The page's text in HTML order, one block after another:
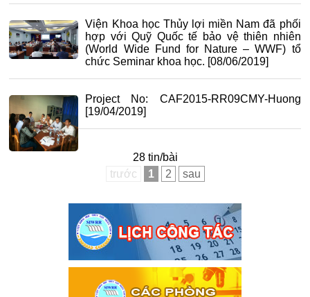
Viện Khoa học Thủy lợi miền Nam đã phối
hợp với Quỹ Quốc tế bảo vệ thiên nhiên
(World Wide Fund for Nature – WWF) tổ
chức Seminar khoa học. [08/06/2019]
Project No: CAF2015-RR09CMY-Huong
[19/04/2019]
28 tin/bài
trước
1 2 sau